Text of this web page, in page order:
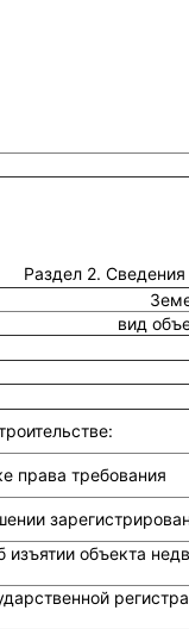
Раздел 2.
вид
права требования
изъятии объекта